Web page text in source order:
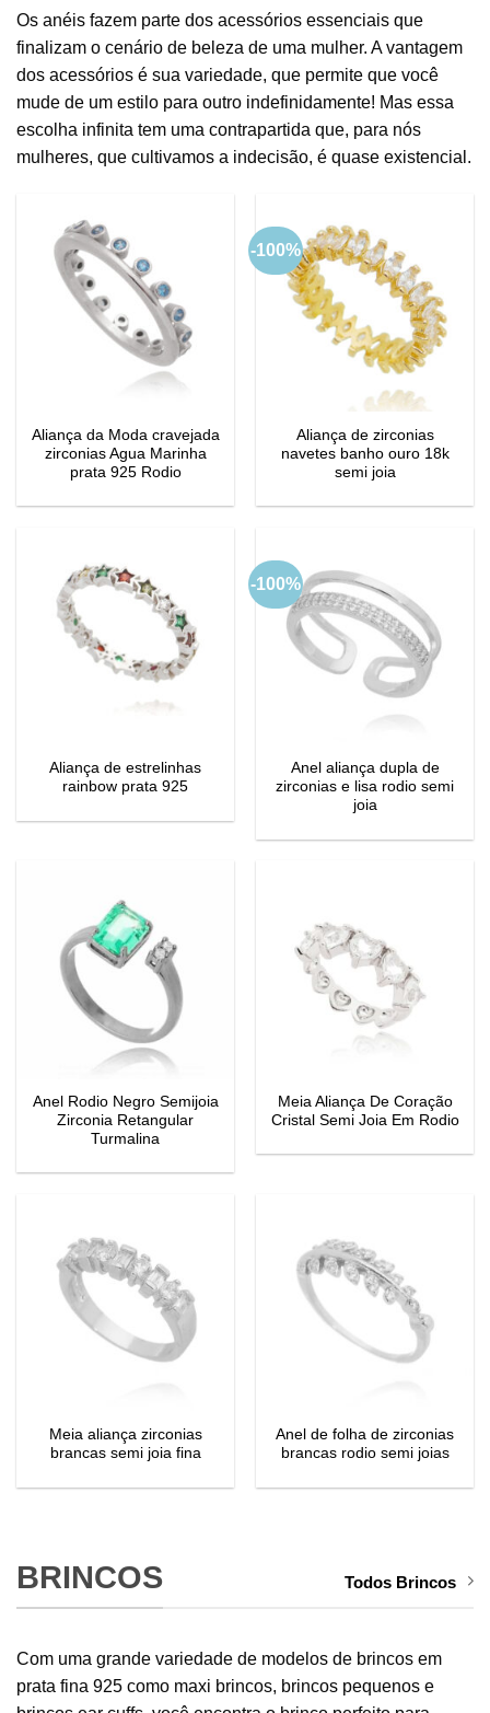
Os anéis fazem parte dos acessórios essenciais que
finalizam o cenário de beleza de uma mulher. A vantagem
dos acessórios é sua variedade, que permite que você
mude de um estilo para outro indefinidamente! Mas essa
escolha infinita tem uma contrapartida que, para nós
mulheres, que cultivamos a indecisão, é quase existencial.
Aliança da Moda cravejada
zirconias Agua Marinha
prata 925 Rodio
-100%
Aliança de zirconias
navetes banho ouro 18k
semi joia
Aliança de estrelinhas
rainbow prata 925
-100%
Anel aliança dupla de
zirconias e lisa rodio semi
joia
Anel Rodio Negro Semijoia
Zirconia Retangular
Turmalina
Meia Aliança De Coração
Cristal Semi Joia Em Rodio
Meia aliança zirconias
brancas semi joia fina
Anel de folha de zirconias
brancas rodio semi joias
BRINCOS Todos Brincos
Com uma grande variedade de modelos de brincos em
prata fina 925 como maxi brincos, brincos pequenos e